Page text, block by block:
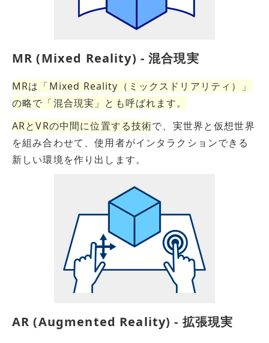
MR (Mixed Reality) - 混合現実
MRは「Mixed Reality（ミックスドリアリティ）」
の略で「混合現実」とも呼ばれます。
ARとVRの中間に位置する技術で、実世界と仮想世界
を組み合わせて、使用者がインタラクションできる
新しい環境を作り出します。
AR (Augmented Reality) - 拡張現実